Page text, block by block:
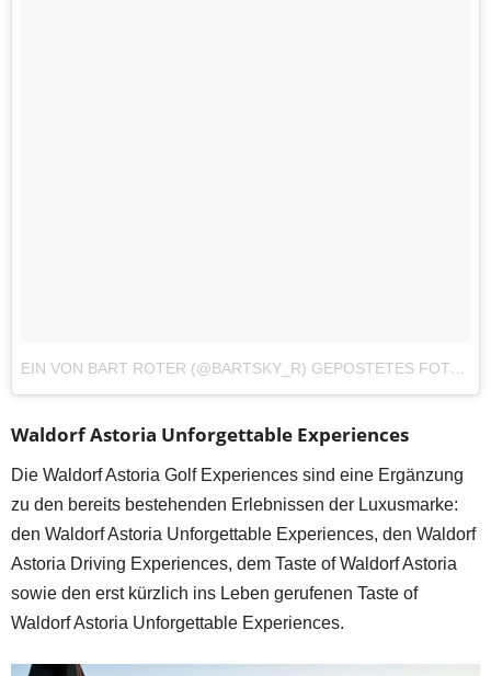
EIN VON BART ROTER (@BARTSKY_R) GEPOSTETES FOTO
Waldorf Astoria Unforgettable Experiences
Die Waldorf Astoria Golf Experiences sind eine Ergänzung
zu den bereits bestehenden Erlebnissen der Luxusmarke:
den Waldorf Astoria Unforgettable Experiences, den Waldorf
Astoria Driving Experiences, dem Taste of Waldorf Astoria
sowie den erst kürzlich ins Leben gerufenen Taste of
Waldorf Astoria Unforgettable Experiences.